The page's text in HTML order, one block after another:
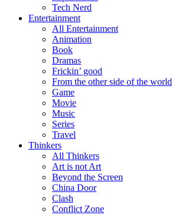
Tech Nerd
Entertainment
All Entertainment
Animation
Book
Dramas
Frickin’ good
From the other side of the world
Game
Movie
Music
Series
Travel
Thinkers
All Thinkers
Art is not Art
Beyond the Screen
China Door
Clash
Conflict Zone